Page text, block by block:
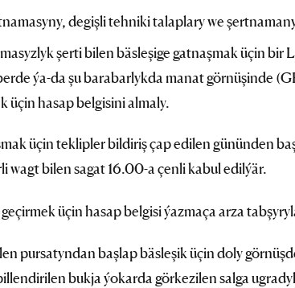
degişli tehniki talaplary we
şerti bilen bäsleşige gatnaşmak üçin bir
ýa-da şu barabarlykda manat görnüşinde
üçin hasap belgisini almaly.
üçin teklipler bildiriş çap edilen gününden
wagt bilen sagat 16.00-a çenli kabul edilýär.
üçin hasap belgisi ýazmaça arza
pursatyndan başlap bäsleşik üçin doly
bukja ýokarda görkezilen salga